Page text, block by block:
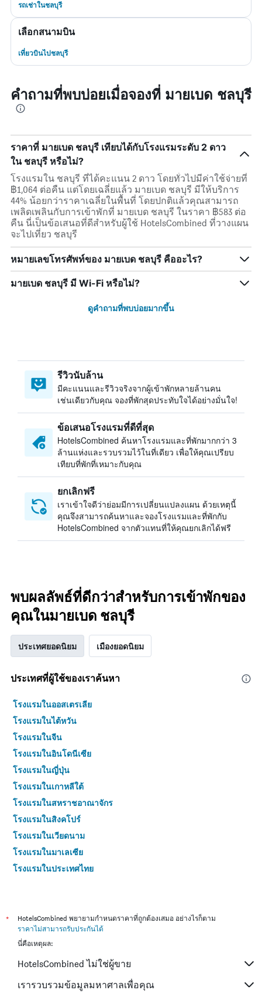
รถเช่าในชลบุรี
เลือกสนามบิน
เที่ยวบินไปชลบุรี
คำถามที่พบบ่อยเมื่อจองที่ มายเบด ชลบุรี
ราคาที่ มายเบด ชลบุรี เทียบได้กับโรงแรมระดับ 2 ดาว
ใน ชลบุรี หรือไม่?
โรงแรมใน ชลบุรี ที่ได้คะแนน 2 ดาว โดยทั่วไปมีค่าใช้จ่ายที่
฿1,064 ต่อคืน แต่โดยเฉลี่ยแล้ว มายเบด ชลบุรี มีให้บริการ
44% น้อยกว่าราคาเฉลี่ยในพื้นที่ โดยปกติแล้วคุณสามารถ
เพลิดเพลินกับการเข้าพักที่ มายเบด ชลบุรี ในราคา ฿583 ต่อ
คืน นี่เป็นข้อเสนอที่ดีสำหรับผู้ใช้ HotelsCombined ที่วางแผน
จะไปเที่ยว ชลบุรี
หมายเลขโทรศัพท์ของ มายเบด ชลบุรี คืออะไร?
มายเบด ชลบุรี มี Wi-Fi หรือไม่?
ดูคำถามที่พบบ่อยมากขึ้น
รีวิวนับล้าน
มีคะแนนและรีวิวจริงจากผู้เข้าพักหลายล้านคน
เช่นเดียวกับคุณ จองที่พักสุดประทับใจได้อย่างมั่นใจ!
ข้อเสนอโรงแรมที่ดีที่สุด
HotelsCombined ค้นหาโรงแรมและที่พักมากกว่า 3
ล้านแห่งและรวบรวมไว้ในที่เดียว เพื่อให้คุณเปรียบ
เทียบที่พักที่เหมาะกับคุณ
ยกเลิกฟรี
เราเข้าใจดีว่าย่อมมีการเปลี่ยนแปลงแผน ด้วยเหตุนี้
คุณจึงสามารถค้นหาและจองโรงแรมและที่พักกับ
HotelsCombined จากตัวแทนที่ให้คุณยกเลิกได้ฟรี
พบผลลัพธ์ที่ดีกว่าสำหรับการเข้าพักของ
คุณในมายเบด ชลบุรี
ประเทศยอดนิยม เมืองยอดนิยม
ประเทศที่ผู้ใช้ของเราค้นหา
โรงแรมในออสเตรเลีย
โรงแรมในไต้หวัน
โรงแรมในจีน
โรงแรมในอินโดนีเซีย
โรงแรมในญี่ปุ่น
โรงแรมในเกาหลีใต้
โรงแรมในสหราชอาณาจักร
โรงแรมในสิงคโปร์
โรงแรมในเวียดนาม
โรงแรมในมาเลเซีย
โรงแรมในประเทศไทย
*
HotelsCombined พยายามกำหนดราคาที่ถูกต้องเสมอ อย่างไรก็ตาม
ราคาไม่สามารถรับประกันได้
นี่คือเหตุผล:
HotelsCombined ไม่ใช่ผู้ขาย
เรารวบรวมข้อมูลมหาศาลเพื่อคุณ